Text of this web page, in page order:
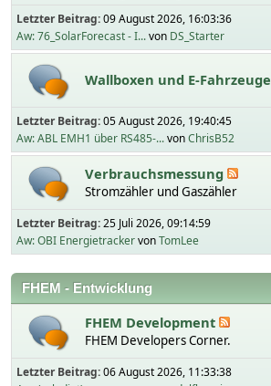
Letzter Beitrag:09 August 2026, 16:03:36
Aw: 76_SolarForecast - I...von DS_Starter
Wallboxen und E-Fahrzeuge
Letzter Beitrag:05 August 2026, 19:40:45
Aw: ABL EMH1 über RS485-...vonChrisB52
Verbrauchsmessung
Stromzähler und Gaszähler
Letzter Beitrag:25 Juli 2026, 09:14:59
Aw: OBI EnergietrackervonTomLee
FHEM - Entwicklung
FHEM Development
FHEM Developers Corner.
Letzter Beitrag:06 August 2026, 11:33:38